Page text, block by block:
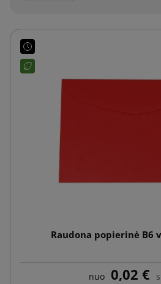
Raudona popierinė B6
nuo 0,02 €